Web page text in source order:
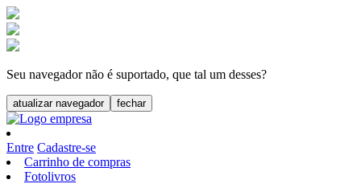
Seu navegador não é suportado, que tal um desses?
atualizar navegador fechar
Entre Cadastre-se
Carrinho de compras
Fotolivros